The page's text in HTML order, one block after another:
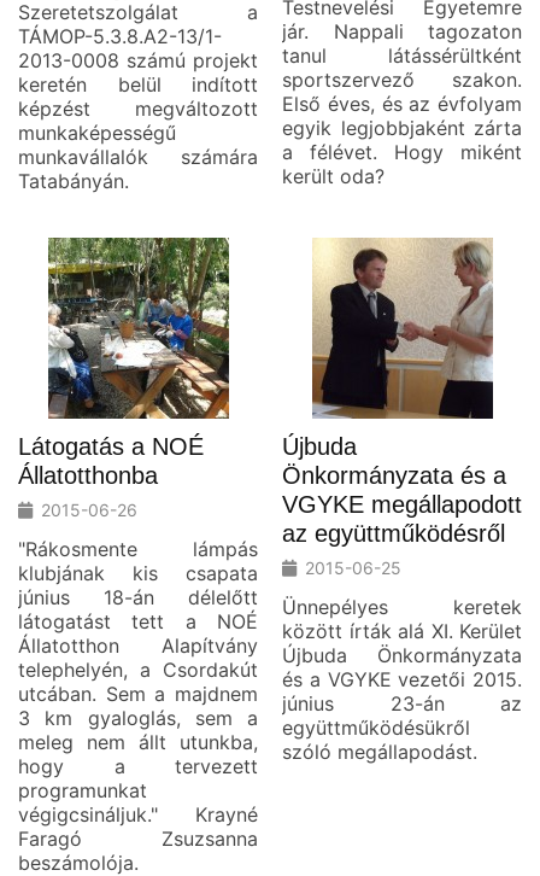
Szeretetszolgálat a
TÁMOP-5.3.8.A2-13/1-
2013-0008 számú projekt
keretén belül indított
képzést megváltozott
munkaképességű
munkavállalók számára
Tatabányán.
Testnevelési Egyetemre
jár. Nappali tagozaton
tanul látássérültként
sportszervező szakon.
Első éves, és az évfolyam
egyik legjobbjaként zárta
a félévet. Hogy miként
került oda?
Látogatás a NOÉ
Állatotthonba
2015-06-26
"Rákosmente lámpás
klubjának kis csapata
június 18-án délelőtt
látogatást tett a NOÉ
Állatotthon Alapítvány
telephelyén, a Csordakút
utcában. Sem a majdnem
3 km gyaloglás, sem a
meleg nem állt utunkba,
hogy a tervezett
programunkat
végigcsináljuk." Krayné
Faragó Zsuzsanna
beszámolója.
Újbuda
Önkormányzata és a
VGYKE megállapodott
az együttműködésről
2015-06-25
Ünnepélyes keretek
között írták alá XI. Kerület
Újbuda Önkormányzata
és a VGYKE vezetői 2015.
június 23-án az
együttműködésükről
szóló megállapodást.